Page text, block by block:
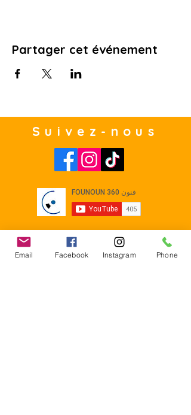
Partager cet événement
Suivez-nous
Email Facebook Instagram Phone